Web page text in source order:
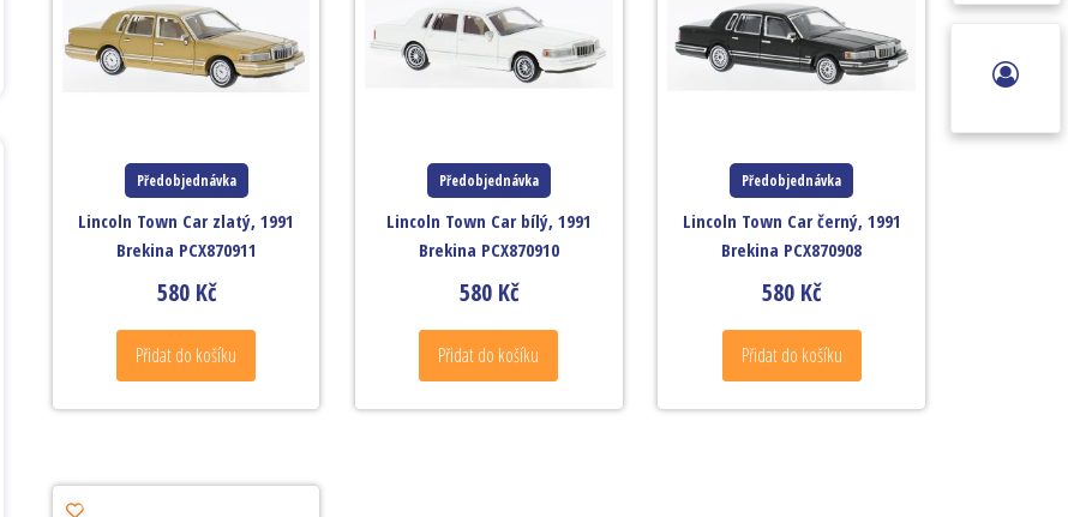
Předobjednávka
Lincoln Town Car zlatý, 1991
Brekina PCX870911
580 Kč
Přidat do košíku
Předobjednávka
Lincoln Town Car bílý, 1991
Brekina PCX870910
580 Kč
Přidat do košíku
Předobjednávka
Lincoln Town Car černý, 1991
Brekina PCX870908
580 Kč
Přidat do košíku